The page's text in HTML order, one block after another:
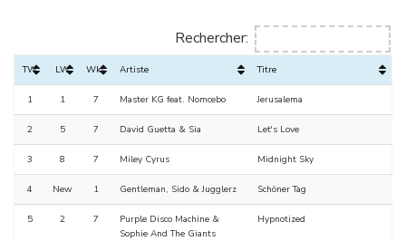
Rechercher:
TW LW Wks Artiste Titre
1 1 7 Master KG feat. Nomcebo Jerusalema
2 5 7 David Guetta & Sia Let's Love
3 8 7 Miley Cyrus Midnight Sky
4 New 1 Gentleman, Sido & Jugglerz Schöner Tag
5 2 7
Purple Disco Machine &
Sophie And The Giants
Hypnotized